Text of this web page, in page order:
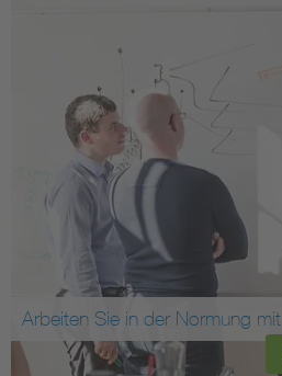
Arbeiten Sie in der Normung mit